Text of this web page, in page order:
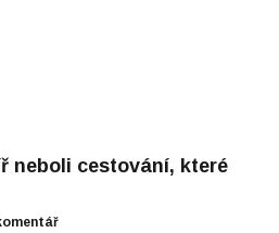
neboli cestování, které